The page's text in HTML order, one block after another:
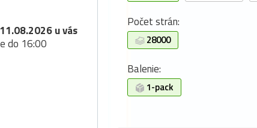
11.08.2026 u vás
do 16:00
Počet strán:
28000
Balenie:
1-pack